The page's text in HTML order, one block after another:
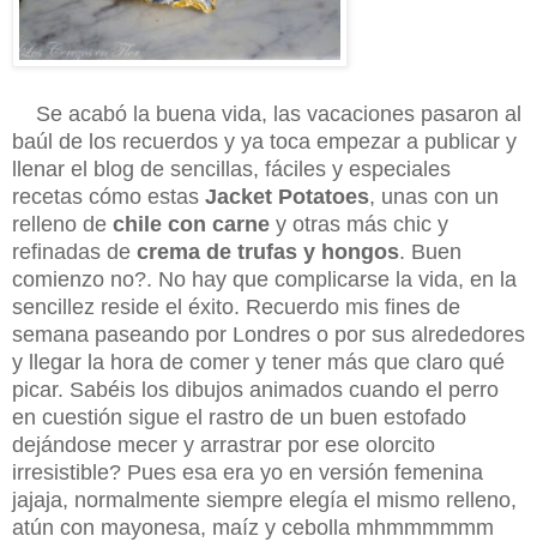
Se acabó la buena vida, las vacaciones pasaron al
baúl de los recuerdos y ya toca empezar a publicar y
llenar el blog de sencillas, fáciles y especiales
recetas cómo estas Jacket Potatoes, unas con un
relleno de chile con carne y otras más chic y
refinadas de crema de trufas y hongos. Buen
comienzo no?. No hay que complicarse la vida, en la
sencillez reside el éxito. Recuerdo mis fines de
semana paseando por Londres o por sus alrededores
y llegar la hora de comer y tener más que claro qué
picar. Sabéis los dibujos animados cuando el perro
en cuestión sigue el rastro de un buen estofado
dejándose mecer y arrastrar por ese olorcito
irresistible? Pues esa era yo en versión femenina
jajaja, normalmente siempre elegía el mismo relleno,
atún con mayonesa, maíz y cebolla mhmmmmmm